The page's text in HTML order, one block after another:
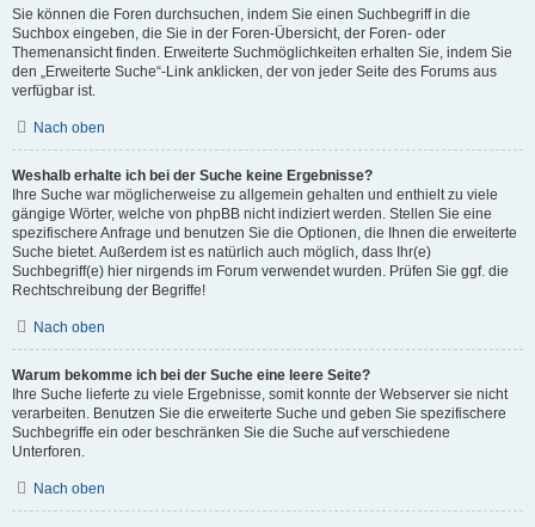
Sie können die Foren durchsuchen, indem Sie einen Suchbegriff in die
Suchbox eingeben, die Sie in der Foren-Übersicht, der Foren- oder
Themenansicht finden. Erweiterte Suchmöglichkeiten erhalten Sie, indem Sie
den „Erweiterte Suche“-Link anklicken, der von jeder Seite des Forums aus
verfügbar ist.
Nach oben
Weshalb erhalte ich bei der Suche keine Ergebnisse?
Ihre Suche war möglicherweise zu allgemein gehalten und enthielt zu viele
gängige Wörter, welche von phpBB nicht indiziert werden. Stellen Sie eine
spezifischere Anfrage und benutzen Sie die Optionen, die Ihnen die erweiterte
Suche bietet. Außerdem ist es natürlich auch möglich, dass Ihr(e)
Suchbegriff(e) hier nirgends im Forum verwendet wurden. Prüfen Sie ggf. die
Rechtschreibung der Begriffe!
Nach oben
Warum bekomme ich bei der Suche eine leere Seite?
Ihre Suche lieferte zu viele Ergebnisse, somit konnte der Webserver sie nicht
verarbeiten. Benutzen Sie die erweiterte Suche und geben Sie spezifischere
Suchbegriffe ein oder beschränken Sie die Suche auf verschiedene
Unterforen.
Nach oben